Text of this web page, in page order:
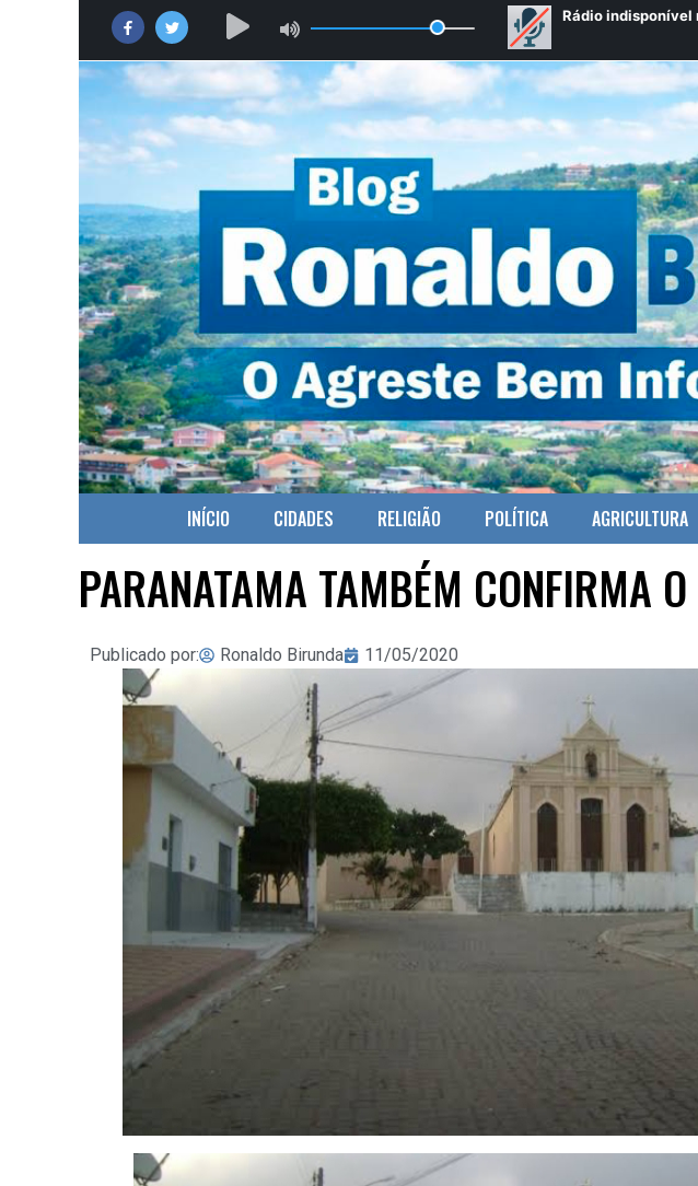
INÍCIO CIDADES RELIGIÃO POLÍTICA AGRICULTURA
PARANATAMA TAMBÉM CONFIRMA
Publicado por: Ronaldo Birunda 11/05/2020